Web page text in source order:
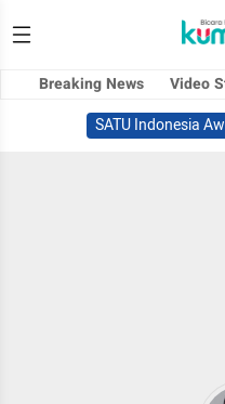
Breaking News Video
SATU Indonesia